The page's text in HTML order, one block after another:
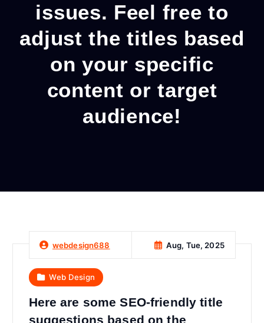
issues. Feel free to
adjust the titles based
on your specific
content or target
audience!
webdesign688 Aug, Tue, 2025
Web Design
Here are some SEO-friendly title
suggestions based on the